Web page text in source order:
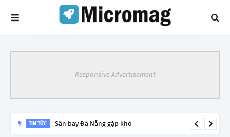
Responsive Advertisement
TIN TỨC Sân bay Đà Nẵng gặp khó